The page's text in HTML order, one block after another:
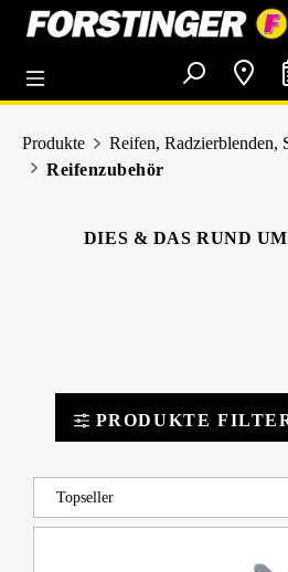
springen
Produkte
Reifen, Radzierblenden,
Reifenzubehör
DIES & DAS RUND
PRODUKTE